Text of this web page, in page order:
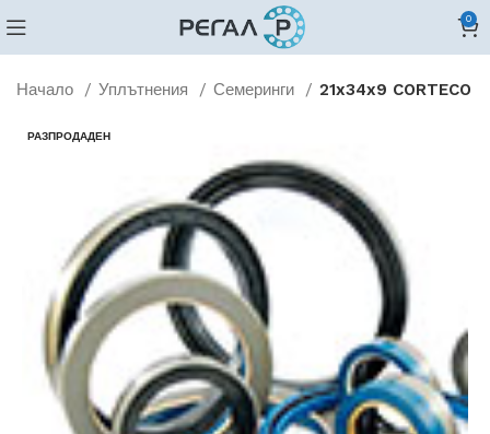
0
Начало Уплътнения Семеринги 21x34x9 CORTECO
РАЗПРОДАДЕН